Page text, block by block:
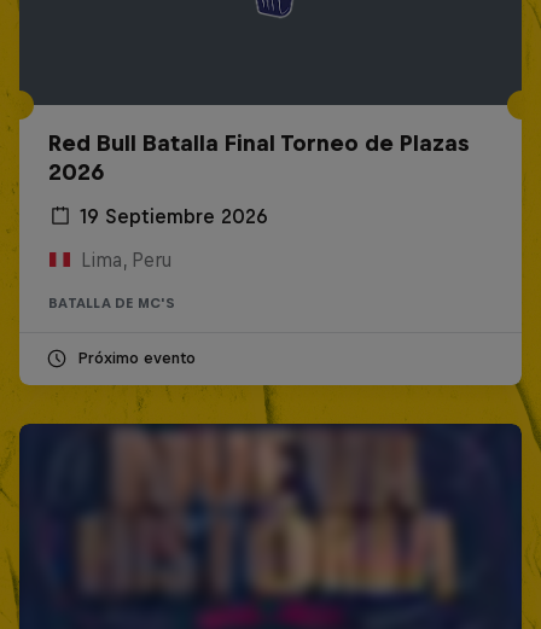
Red Bull Batalla Final Torneo de Plazas
2026
19 Septiembre 2026
Lima, Peru
BATALLA DE MC'S
Próximo evento